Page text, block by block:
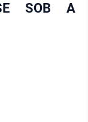
SOB A